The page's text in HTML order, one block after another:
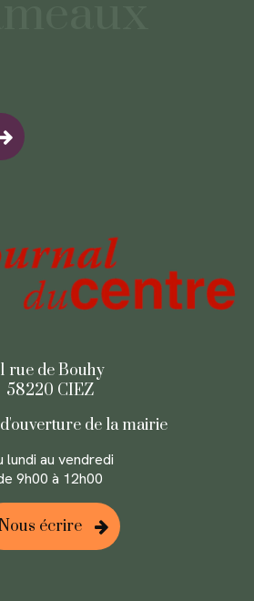
rue de Bouhy
58220 CIEZ
de la mairie
lundi au vendredi
9h00 à 12h00
écrire